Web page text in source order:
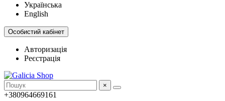
Українська
English
Особистий кабінет
Авторизація
Реєстрація
×
+380964669161